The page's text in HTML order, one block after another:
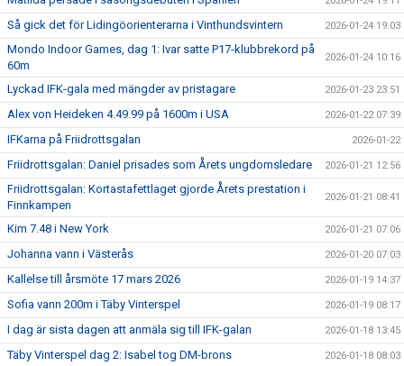
Så gick det för Lidingöorienterarna i Vinthundsvintern 2026-01-24 19:03
Mondo Indoor Games, dag 1: Ivar satte P17-klubbrekord på
60m
2026-01-24 10:16
Lyckad IFK-gala med mängder av pristagare 2026-01-23 23:51
Alex von Heideken 4.49.99 på 1600m i USA 2026-01-22 07:39
IFKarna på Friidrottsgalan 2026-01-22
Friidrottsgalan: Daniel prisades som Årets ungdomsledare 2026-01-21 12:56
Friidrottsgalan: Kortastafettlaget gjorde Årets prestation i
Finnkampen
2026-01-21 08:41
Kim 7.48 i New York 2026-01-21 07:06
Johanna vann i Västerås 2026-01-20 07:03
Kallelse till årsmöte 17 mars 2026 2026-01-19 14:37
Sofia vann 200m i Täby Vinterspel 2026-01-19 08:17
I dag är sista dagen att anmäla sig till IFK-galan 2026-01-18 13:45
Täby Vinterspel dag 2: Isabel tog DM-brons 2026-01-18 08:03